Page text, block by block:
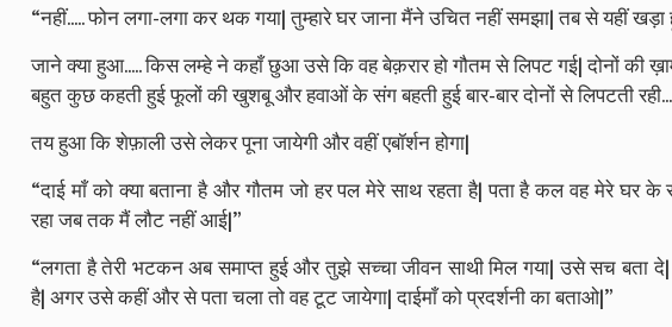
“नहीं..... फोन लगा-लगा कर थक गया| तुम्हारे घर जाना मैंने उचित नहीं समझा| तब से यहीं खड़ा
जाने क्या हुआ..... किस लम्हे ने कहाँ छुआ उसे कि वह बेक़रार हो गौतम से लिपट गई| दोनों की
बहुत कुछ कहती हुई फूलों की खुशबू और हवाओं के संग बहती हुई बार-बार दोनों से लिपटती
तय हुआ कि शेफ़ाली उसे लेकर पूना जायेगी और वहीं एबॉर्शन होगा|
“दाई माँ को क्या बताना है और गौतम जो हर पल मेरे साथ रहता है| पता है कल वह मेरे घर
रहा जब तक मैं लौट नहीं आई|”
“लगता है तेरी भटकन अब समाप्त हुई और तुझे सच्चा जीवन साथी मिल गया| उसे सच बता दे|
है| अगर उसे कहीं और से पता चला तो वह टूट जायेगा| दाईमाँ को प्रदर्शनी का बताओ|”